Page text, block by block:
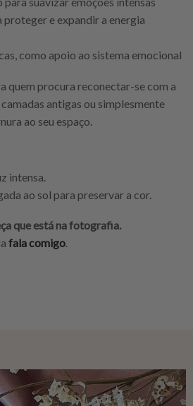
proteger e expandir a energia
como apoio ao sistema emocional
quem procura reconectar-se com a
antigas ou simplesmente
ao seu espaço.
intensa.
ao sol para preservar a cor.
que está na fotografia.
fala comigo.